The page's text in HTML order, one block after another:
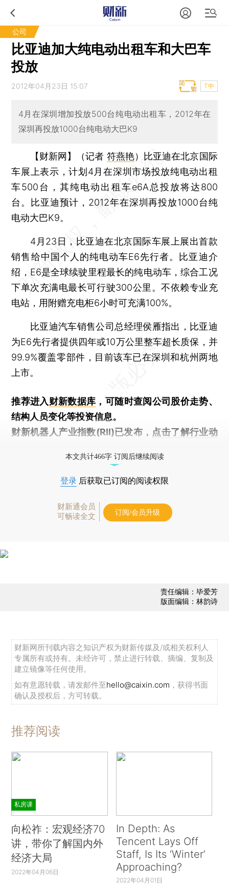
公司
比亚迪加大纯电动出租车和大巴车
投放
2012年04月23日 15:07 T中
4月在深圳增加投放500台纯电动出租车，2012年在
深圳再投放1000台纯电动大巴K9
【财新网】（记者 符燕艳）
比亚迪在北京国际
车展上表示，计划4月在深圳市场投放纯电动出租
车500台，其纯电动出租车e6A总投放将达800
台。比亚迪预计，2012年在深圳再投放1000台纯
电动大巴K9。
4月23日，比亚迪在北京国际车展上展出首款
销售给中国个人的纯电动车E6先行者。比亚迪介
绍，E6是全球续驶里程最长的纯电动车，综合工况
下单次充满电最长可行驶300公里。不依赖专业充
电站，用附赠充电柜6小时可充满100%。
比亚迪汽车销售公司总经理侯雁指出，比亚迪
为E6先行者提供四年或10万公里整车超长质保，并
99.9%覆盖零部件，目前该车已在深圳和杭州两地
上市。
推荐进入财新数据库 ，可随时查阅公司股价走势、
结构人员变化等投资信息。
财新机器人产业指数(RII)已发布， 点击了解行业动
本文共计466字 订阅后继续阅读
登录 后获取已订阅的阅读权限
财新通会员
可畅读全文
订阅/会员升级
责任编辑：毕爱芳
版面编辑：林韵诗
财新网所刊载内容之知识产权为财新传媒及/或相关权利人
专属所有或持有。未经许可，禁止进行转载、摘编、复制及
建立镜像等任何使用。
如有意愿转载，请发邮件至hello@caixin.com ，获得书面
确认及授权后，方可转载。
推荐阅读
私房课
向松祚：宏观经济70
讲，带你了解国内外
经济大局
2022年04月06日
In Depth: As
Tencent Lays Off
Staff, Is Its ‘Winter’
Approaching?
2022年04月01日